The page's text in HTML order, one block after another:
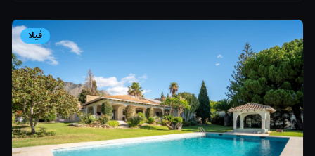
فيلا